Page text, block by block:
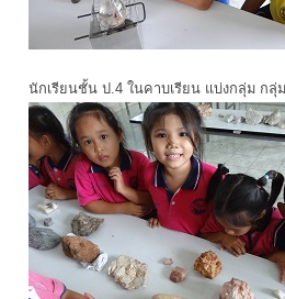
นักเรียนชั้น ป.4 ในคาบเรียน แบ่งกลุ่ม กลุ่